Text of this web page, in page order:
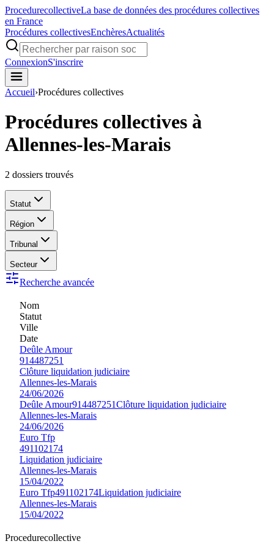
ProcedurecollectiveLa base de données des procédures collectives
en France
Procédures collectivesEnchèresActualités
ConnexionS'inscrire
Accueil›Procédures collectives
Procédures collectives à
Allennes-les-Marais
2 dossiers trouvés
Statut
Région
Tribunal
Secteur
Recherche avancée
Nom
Statut
Ville
Date
Deûle Amour
914487251
Clôture liquidation judiciaire
Allennes-les-Marais
24/06/2026
Deûle Amour914487251Clôture liquidation judiciaire
Allennes-les-Marais
24/06/2026
Euro Tfp
491102174
Liquidation judiciaire
Allennes-les-Marais
15/04/2022
Euro Tfp491102174Liquidation judiciaire
Allennes-les-Marais
15/04/2022
Procedurecollective